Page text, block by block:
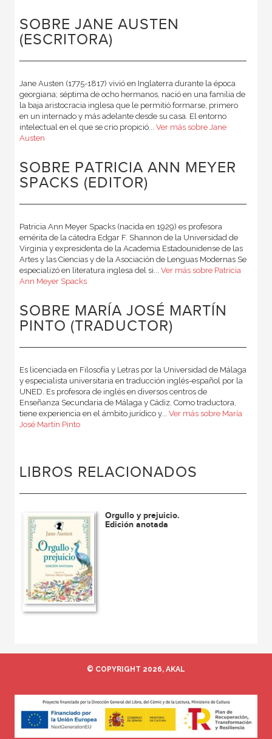
SOBRE JANE AUSTEN
(ESCRITORA)
Jane Austen (1775-1817) vivió en Inglaterra durante la época
georgiana; séptima de ocho hermanos, nació en una familia de
la baja aristocracia inglesa que le permitió formarse, primero
en un internado y más adelante desde su casa. El entorno
intelectual en el que se crio propició... Ver más sobre Jane
Austen
SOBRE PATRICIA ANN MEYER
SPACKS (EDITOR)
Patricia Ann Meyer Spacks (nacida en 1929) es profesora
emérita de la cátedra Edgar F. Shannon de la Universidad de
Virginia y expresidenta de la Academia Estadounidense de las
Artes y las Ciencias y de la Asociación de Lenguas Modernas Se
especializó en literatura inglesa del si... Ver más sobre Patricia
Ann Meyer Spacks
SOBRE MARÍA JOSÉ MARTÍN
PINTO (TRADUCTOR)
Es licenciada en Filosofía y Letras por la Universidad de Málaga
y especialista universitaria en traducción inglés-español por la
UNED. Es profesora de inglés en diversos centros de
Enseñanza Secundaria de Málaga y Cádiz. Como traductora,
tiene experiencia en el ámbito jurídico y... Ver más sobre María
José Martín Pinto
LIBROS RELACIONADOS
Orgullo y prejuicio.
Edición anotada
© COPYRIGHT 2026, AKAL